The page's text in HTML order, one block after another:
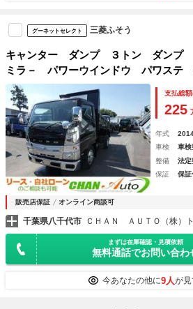
グーネットセレクト 三菱ふそう
キャンター ダンプ ３トン ダンプ
ミラ－ パワーウインドウ パワス
２ドア ２５０９０７
支払総額
225
年式
車検
車検
整備
法定
保証
保
販売店保証 オンライン商談可
千葉県八千代市
まずは在庫確認・見積依頼
無料通話でお問い合わ
今あなたの他に9人が